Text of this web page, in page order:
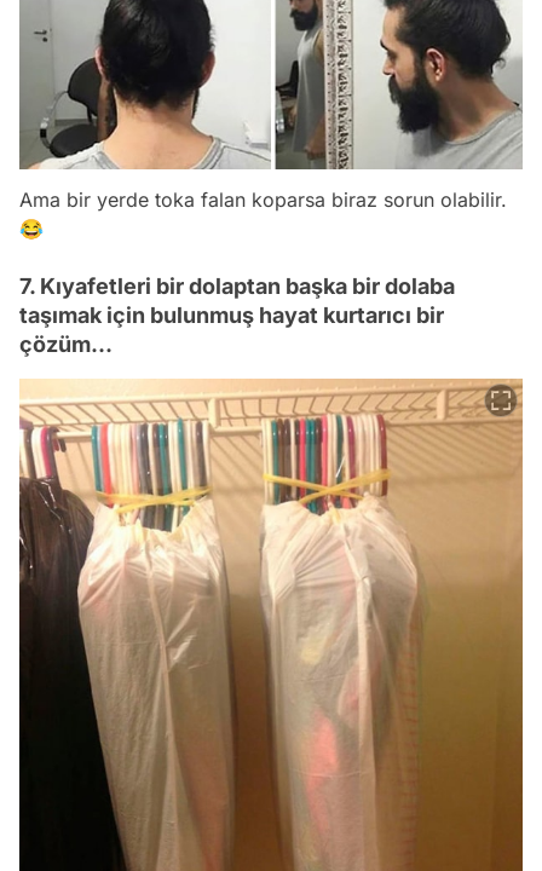
Ama bir yerde toka falan koparsa biraz sorun olabilir.
😂
7. Kıyafetleri bir dolaptan başka bir dolaba
taşımak için bulunmuş hayat kurtarıcı bir
çözüm...